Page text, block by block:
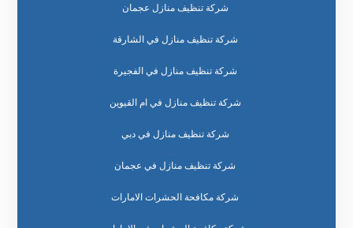
شركة تنظيف منازل عجمان
شركة تنظيف منازل في الشارقة
شركة تنظيف منازل في الفجيرة
شركة تنظيف منازل في ام القيوين
شركة تنظيف منازل في دبي
شركة تنظيف منازل في عجمان
شركة مكافحة الحشرات الامارات